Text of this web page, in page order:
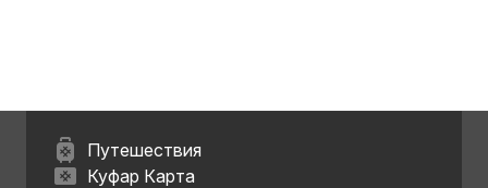
Путешествия
Куфар Карта